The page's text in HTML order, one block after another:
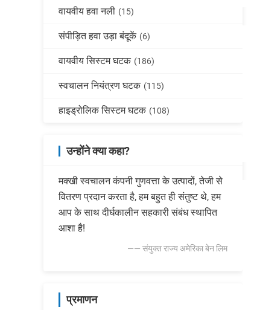
वायवीय हवा नली (15)
संपीड़ित हवा उड़ा बंदूकें (6)
वायवीय सिस्टम घटक (186)
स्वचालन नियंत्रण घटक (115)
हाइड्रोलिक सिस्टम घटक (108)
उन्होंने क्या कहा?
मक्खी स्वचालन कंपनी गुणवत्ता के उत्पादों, तेजी से
वितरण प्रदान करता है, हम बहुत ही संतुष्ट थे, हम
आप के साथ दीर्घकालीन सहकारी संबंध स्थापित
आशा है!
—— संयुक्त राज्य अमेरिका बेन लिम
प्रमाणन